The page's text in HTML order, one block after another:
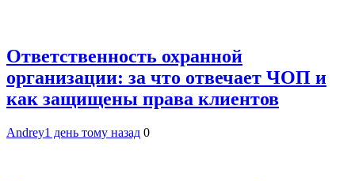
Ответственность охранной
организации: за что отвечает ЧОП и
как защищены права клиентов
Andrey1 день тому назад 0